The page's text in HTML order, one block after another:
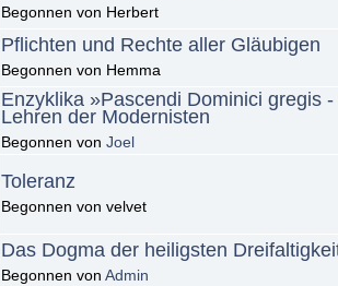
Begonnen von Herbert
Pflichten und Rechte aller Gläubigen
Begonnen von Hemma
Enzyklika »Pascendi Dominici gregis
Lehren der Modernisten
Begonnen von Joel
Toleranz
Begonnen von velvet
Das Dogma der heiligsten
Begonnen von Admin